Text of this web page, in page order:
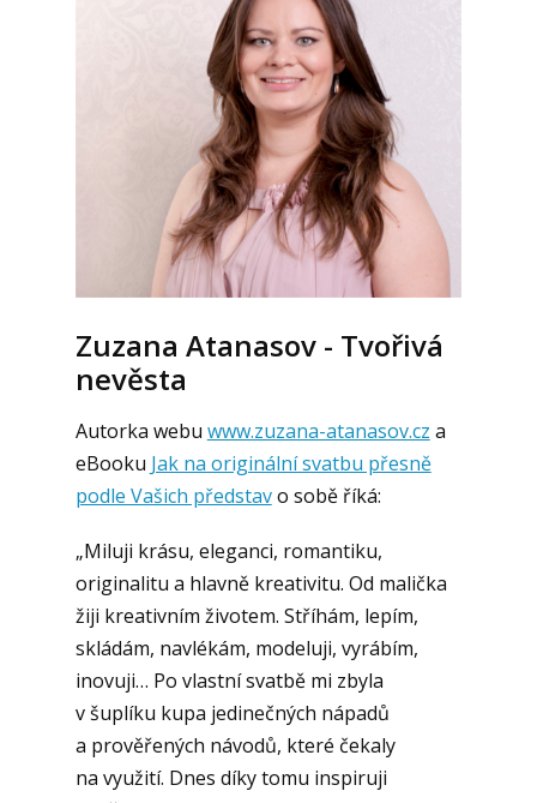
Zuzana Atanasov - Tvořivá
nevěsta
Autorka webu www.zuzana-atanasov.cz a
eBooku Jak na originální svatbu přesně
podle Vašich představo sobě říká:
„Miluji krásu, eleganci, romantiku,
originalitu a hlavně kreativitu. Od malička
žiji kreativním životem. Stříhám, lepím,
skládám, navlékám, modeluji, vyrábím,
inovuji… Po vlastní svatbě mi zbyla
v šuplíku kupa jedinečných nápadů
a prověřených návodů, které čekaly
na využití. Dnes díky tomu inspiruji